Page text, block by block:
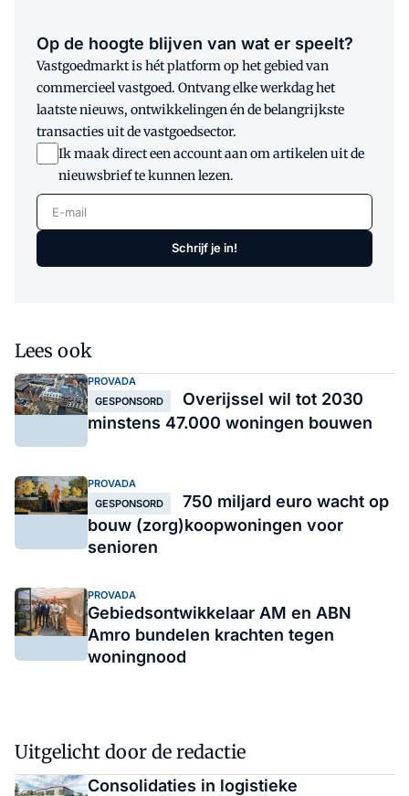
Op de hoogte blijven van wat er speelt?
Vastgoedmarkt is hét platform op het gebied van
commercieel vastgoed. Ontvang elke werkdag het
laatste nieuws, ontwikkelingen én de belangrijkste
transacties uit de vastgoedsector.
Ik maak direct een account aan om artikelen uit de
nieuwsbrief te kunnen lezen.
E-mail
Schrijf je in!
Lees ook
PROVADA
GESPONSORD
Overijssel wil tot 2030
minstens 47.000 woningen bouwen
PROVADA
GESPONSORD
750 miljard euro wacht op
bouw (zorg)koopwoningen voor
senioren
PROVADA
Gebiedsontwikkelaar AM en ABN
Amro bundelen krachten tegen
woningnood
Uitgelicht door de redactie
Consolidaties in logistieke